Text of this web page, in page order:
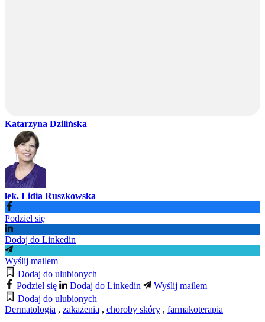
Katarzyna Dzilińska
lek. Lidia Ruszkowska
Podziel się
Dodaj do Linkedin
Wyślij mailem
Dodaj do ulubionych
Podziel się
Dodaj do Linkedin
Wyślij mailem
Dodaj do ulubionych
Dermatologia , zakażenia , choroby skóry , farmakoterapia